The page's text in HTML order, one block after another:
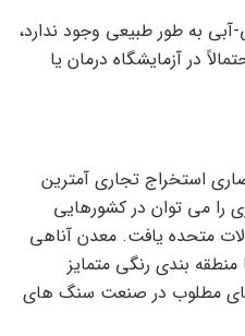
به طور طبیعی وجود ندارد،
در آزمایشگاه درمان یا
استخراج تجاری آمترین
را می توان در کشورهایی
متحده یافت. معدن آناهی
منطقه بندی رنگی متمایز
مطلوب در صنعت سنگ های